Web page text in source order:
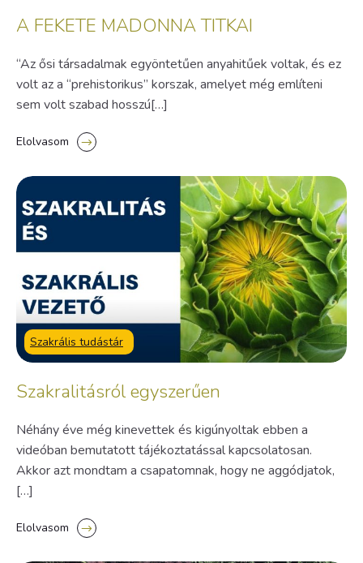
A FEKETE MADONNA TITKAI
“Az ősi társadalmak egyöntetűen anyahitűek voltak, és ez
volt az a “prehistorikus” korszak, amelyet még említeni
sem volt szabad hosszú[…]
Elolvasom
Szakrális tudástár
Szakralitásról egyszerűen
Néhány éve még kinevettek és kigúnyoltak ebben a
videóban bemutatott tájékoztatással kapcsolatosan.
Akkor azt mondtam a csapatomnak, hogy ne aggódjatok,
[…]
Elolvasom